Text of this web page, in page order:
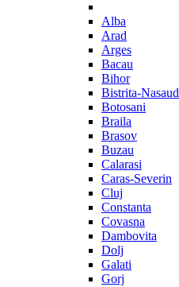
Alba
Arad
Arges
Bacau
Bihor
Bistrita-Nasaud
Botosani
Braila
Brasov
Buzau
Calarasi
Caras-Severin
Cluj
Constanta
Covasna
Dambovita
Dolj
Galati
Gorj